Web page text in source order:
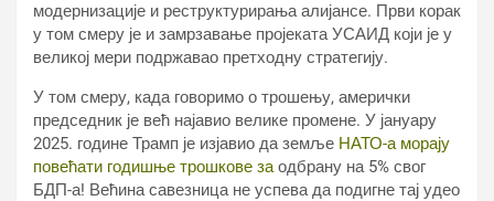
модернизације и реструктурирања алијансе. Први корак
у том смеру је и замрзавање пројеката УСАИД који је у
великој мери подржавао претходну стратегију.
У том смеру, када говоримо о трошењу, амерички
председник је већ најавио велике промене. У јануару
2025. године Трамп је изјавио да земље НАТО-а морају
повећати годишње трошкове заодбрану на 5% свог
БДП-а! Већина савезница не успева да подигне тај удео